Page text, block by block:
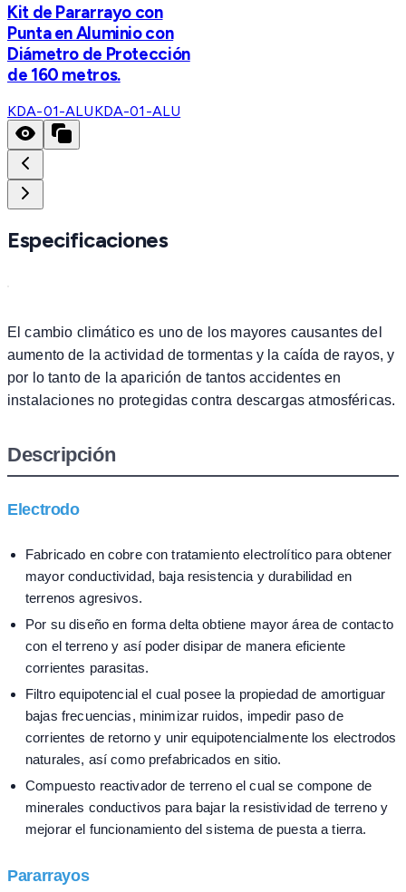
Kit de Pararrayo con
Punta en Aluminio con
Diámetro de Protección
de 160 metros.
KDA-01-ALUKDA-01-ALU
Especificaciones
El cambio climático es uno de los mayores causantes del
aumento de la actividad de tormentas y la caída de rayos, y
por lo tanto de la aparición de tantos accidentes en
instalaciones no protegidas contra descargas atmosféricas.
Descripción
Electrodo
Fabricado en cobre con tratamiento electrolítico para obtener
mayor conductividad, baja resistencia y durabilidad en
terrenos agresivos.
Por su diseño en forma delta obtiene mayor área de contacto
con el terreno y así poder disipar de manera eficiente
corrientes parasitas.
Filtro equipotencial el cual posee la propiedad de amortiguar
bajas frecuencias, minimizar ruidos, impedir paso de
corrientes de retorno y unir equipotencialmente los electrodos
naturales, así como prefabricados en sitio.
Compuesto reactivador de terreno el cual se compone de
minerales conductivos para bajar la resistividad de terreno y
mejorar el funcionamiento del sistema de puesta a tierra.
Pararrayos